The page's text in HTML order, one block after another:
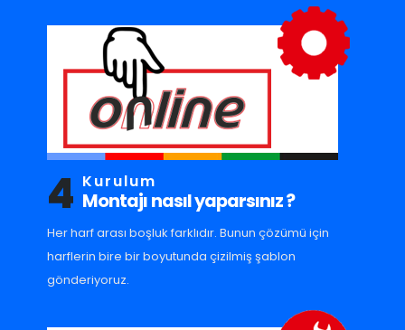
4 Kurulum
Montajı nasıl yaparsınız ?
Her harf arası boşluk farklıdır. Bunun çözümü için
harflerin bire bir boyutunda çizilmiş şablon
gönderiyoruz.